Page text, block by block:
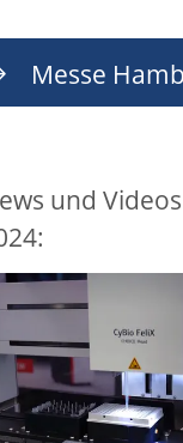
Messe
und